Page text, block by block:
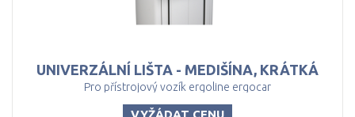
UNIVERZÁLNÍ LIŠTA - MEDIŠÍNA, KRÁTKÁ
Pro přístrojový vozík ergoline ergocar
VYŽÁDAT CENU